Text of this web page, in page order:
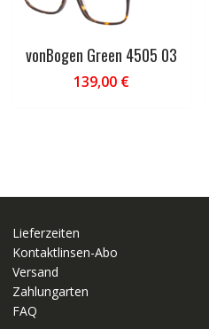
vonBogen Green 4505 03
139,00 €
Lieferzeiten
Kontaktlinsen-Abo
Versand
Zahlungarten
FAQ